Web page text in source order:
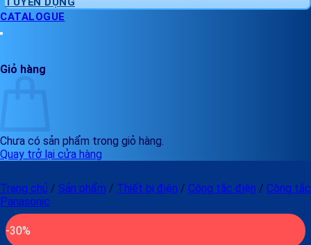
CATALOGUE
Giỏ hàng
Chưa có sản phẩm trong giỏ hàng.
Quay trở lại cửa hàng
Trang chủ / Sản phẩm / Thiết bị điện / Công tắc điện / Công tắc
Panasonic
-30%